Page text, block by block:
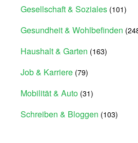
Gesellschaft & Soziales (101)
Gesundheit & Wohlbefinden
Haushalt & Garten (163)
Job & Karriere (79)
Mobilität & Auto (31)
Schreiben & Bloggen (103)